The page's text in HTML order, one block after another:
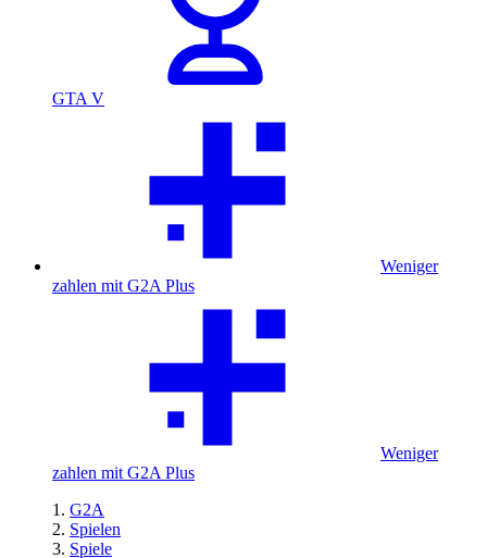
GTA V
Weniger
zahlen mit G2A Plus
Weniger
zahlen mit G2A Plus
G2A
Spielen
Spiele